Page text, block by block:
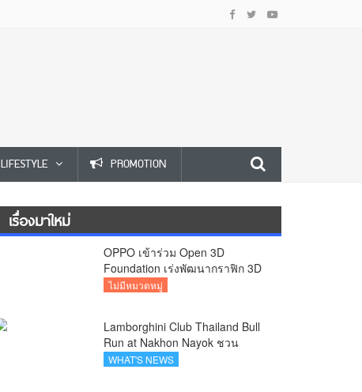
LIFESTYLE PROMOTION
เรื่องมาใหม่
OPPO เข้าร่วม Open 3D
Foundation เร่งพัฒนากราฟิก 3D
บนอุปกรณ์มือถือ
ไม่มีหมวดหมู่
Lamborghini Club Thailand Bull
Run at Nakhon Nayok ชวน
คาราวานกระทิงดุ สัมผัสธรรมชาติ
WHAT'S NEWS